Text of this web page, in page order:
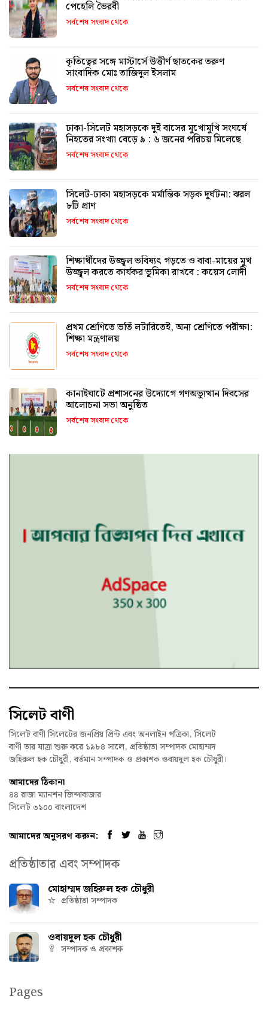
পেহেলি ভৈরবী
সর্বশেষ সংবাদ থেকে
কৃতিত্বের সঙ্গে মাস্টার্সে উত্তীর্ণ ছাতকের তরুণ
সাংবাদিক মোঃ তাজিদুল ইসলাম
সর্বশেষ সংবাদ থেকে
ঢাকা-সিলেট মহাসড়কে দুই বাসের মুখোমুখি সংঘর্ষে
নিহতের সংখ্যা বেড়ে ৯ : ৬ জনের পরিচয় মিলেছে
সর্বশেষ সংবাদ থেকে
সিলেট-ঢাকা মহাসড়কে মর্মান্তিক সড়ক দুর্ঘটনা: ঝরল
৮টি প্রাণ
সর্বশেষ সংবাদ থেকে
শিক্ষার্থীদের উজ্জ্বল ভবিষ্যৎ গড়তে ও বাবা-মায়ের মুখ
উজ্জ্বল করতে কার্যকর ভূমিকা রাখবে : কয়েস লোদী
সর্বশেষ সংবাদ থেকে
প্রথম শ্রেণিতে ভর্তি লটারিতেই, অন্য শ্রেণিতে পরীক্ষা:
শিক্ষা মন্ত্রণালয়
সর্বশেষ সংবাদ থেকে
কানাইঘাটে প্রশাসনের উদ্যোগে গণঅভ্যুত্থান দিবসের
আলোচনা সভা অনুষ্ঠিত
সর্বশেষ সংবাদ থেকে
সিলেট বাণী
সিলেট বাণী সিলেটের জনপ্রিয় প্রিন্ট এবং অনলাইন পত্রিকা, সিলেট
বাণী তার যাত্রা শুরু করে ১৯৮৪ সালে, প্রতিষ্ঠাতা সম্পাদক মোহাম্মদ
জহিরুল হক চৌধুরী, বর্তমান সম্পাদক ও প্রকাশক ওবায়দুল হক চৌধুরী।
আমাদের ঠিকানা
৪৪ রাজা ম্যানশন জিন্দাবাজার
সিলেট ৩১০০ বাংলাদেশ
আমাদের অনুসরণ করুন:
প্রতিষ্ঠাতার এবং সম্পাদক
মোহাম্মদ জহিরুল হক চৌধুরী
প্রতিষ্ঠাতা সম্পাদক
ওবায়দুল হক চৌধুরী
সম্পাদক ও প্রকাশক
Pages